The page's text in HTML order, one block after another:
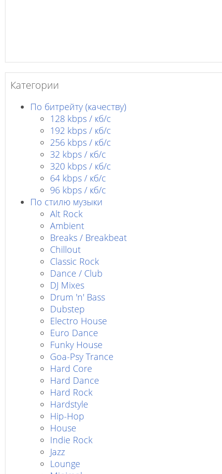
Категории
По битрейту (качеству)
128 kbps / кб/c
192 kbps / кб/c
256 kbps / кб/с
32 kbps / кб/c
320 kbps / кб/с
64 kbps / кб/c
96 kbps / кб/c
По стилю музыки
Alt Rock
Ambient
Breaks / Breakbeat
Chillout
Classic Rock
Dance / Club
DJ Mixes
Drum 'n' Bass
Dubstep
Electro House
Euro Dance
Funky House
Goa-Psy Trance
Hard Core
Hard Dance
Hard Rock
Hardstyle
Hip-Hop
House
Indie Rock
Jazz
Lounge